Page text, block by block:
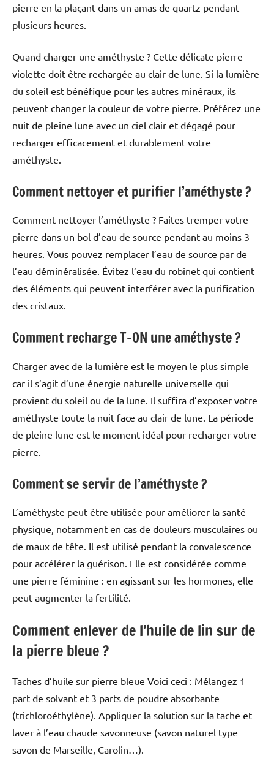
pierre en la plaçant dans un amas de quartz pendant
plusieurs heures.
Quand charger une améthyste ? Cette délicate pierre
violette doit être rechargée au clair de lune. Si la lumière
du soleil est bénéfique pour les autres minéraux, ils
peuvent changer la couleur de votre pierre. Préférez une
nuit de pleine lune avec un ciel clair et dégagé pour
recharger efficacement et durablement votre
améthyste.
Comment nettoyer et purifier l’améthyste ?
Comment nettoyer l’améthyste ? Faites tremper votre
pierre dans un bol d’eau de source pendant au moins 3
heures. Vous pouvez remplacer l’eau de source par de
l’eau déminéralisée. Évitez l’eau du robinet qui contient
des éléments qui peuvent interférer avec la purification
des cristaux.
Comment recharge T-ON une améthyste ?
Charger avec de la lumière est le moyen le plus simple
car il s’agit d’une énergie naturelle universelle qui
provient du soleil ou de la lune. Il suffira d’exposer votre
améthyste toute la nuit face au clair de lune. La période
de pleine lune est le moment idéal pour recharger votre
pierre.
Comment se servir de l’améthyste ?
L’améthyste peut être utilisée pour améliorer la santé
physique, notamment en cas de douleurs musculaires ou
de maux de tête. Il est utilisé pendant la convalescence
pour accélérer la guérison. Elle est considérée comme
une pierre féminine : en agissant sur les hormones, elle
peut augmenter la fertilité.
Comment enlever de l’huile de lin sur de
la pierre bleue ?
Taches d’huile sur pierre bleue Voici ceci : Mélangez 1
part de solvant et 3 parts de poudre absorbante
(trichloroéthylène). Appliquer la solution sur la tache et
laver à l’eau chaude savonneuse (savon naturel type
savon de Marseille, Carolin…).